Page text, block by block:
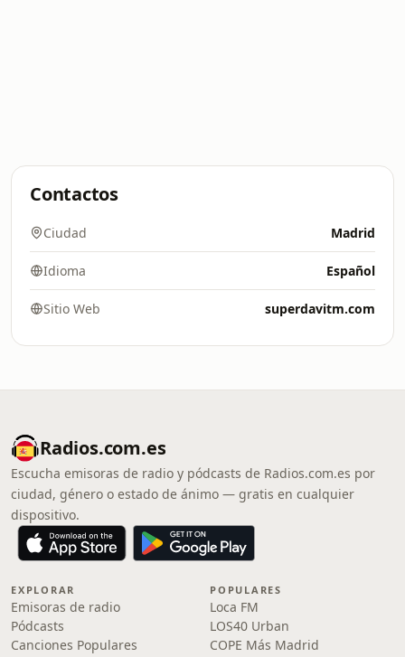
Contactos
Ciudad Madrid
Idioma Español
Sitio Web superdavitm.com
Radios.com.es
Escucha emisoras de radio y pódcasts de Radios.com.es por
ciudad, género o estado de ánimo — gratis en cualquier
dispositivo.
EXPLORAR
Emisoras de radio
Pódcasts
Canciones Populares
POPULARES
Loca FM
LOS40 Urban
COPE Más Madrid